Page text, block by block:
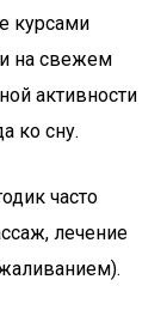
курсами
на свежем
активности
ко сну.
часто
лечение